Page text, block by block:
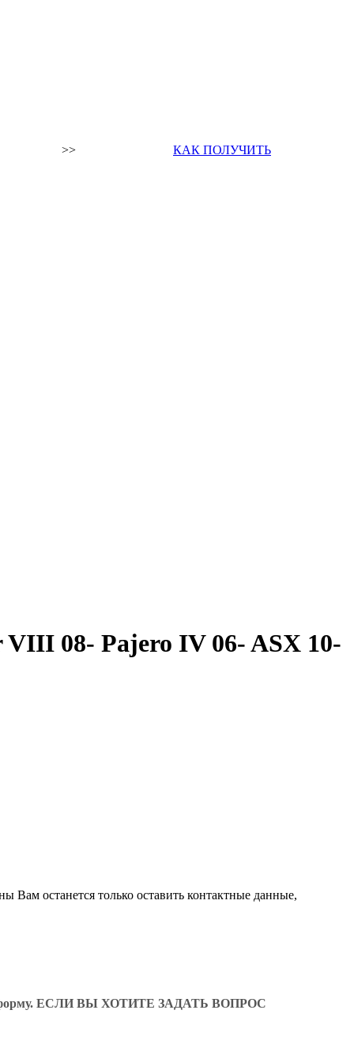
>> КАК ПОЛУЧИТЬ
08- Pajero IV 06- ASX 10-
Вам останется только оставить контактные данные,
форму. ЕСЛИ ВЫ ХОТИТЕ ЗАДАТЬ ВОПРОС